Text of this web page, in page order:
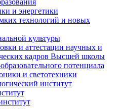
и энергетики
технологий и новых
культуры
и аттестации научных и
кадров Высшей школы
потенциала
и светотехники
институт